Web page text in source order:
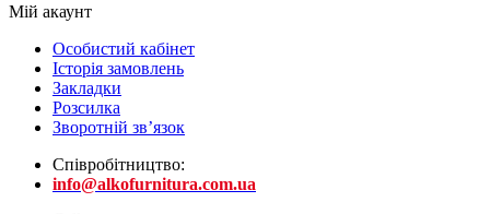
Мій акаунт
Особистий кабінет
Історія замовлень
Закладки
Розсилка
Зворотній зв’язок
Співробітництво:
info@alkofurnitura.com.ua